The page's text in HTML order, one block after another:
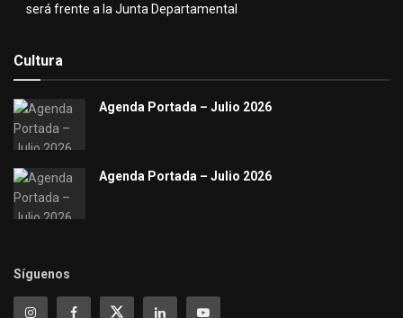
será frente a la Junta Departamental
Cultura
Agenda Portada – Julio 2026
Agenda Portada – Julio 2026
Síguenos